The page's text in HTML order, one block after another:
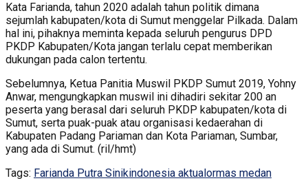
Kata Farianda, tahun 2020 adalah tahun politik dimana
sejumlah kabupaten/kota di Sumut menggelar Pilkada. Dalam
hal ini, pihaknya meminta kepada seluruh pengurus DPD
PKDP Kabupaten/Kota jangan terlalu cepat memberikan
dukungan pada calon tertentu.
Sebelumnya, Ketua Panitia Muswil PKDP Sumut 2019, Yohny
Anwar, mengungkapkan muswil ini dihadiri sekitar 200 an
peserta yang berasal dari seluruh PKDP kabupaten/kota di
Sumut, serta puak-puak atau organisasi kedaerahan di
Kabupaten Padang Pariaman dan Kota Pariaman, Sumbar,
yang ada di Sumut. (ril/hmt)
Tags: Farianda Putra Sinikindonesia aktual ormas medan